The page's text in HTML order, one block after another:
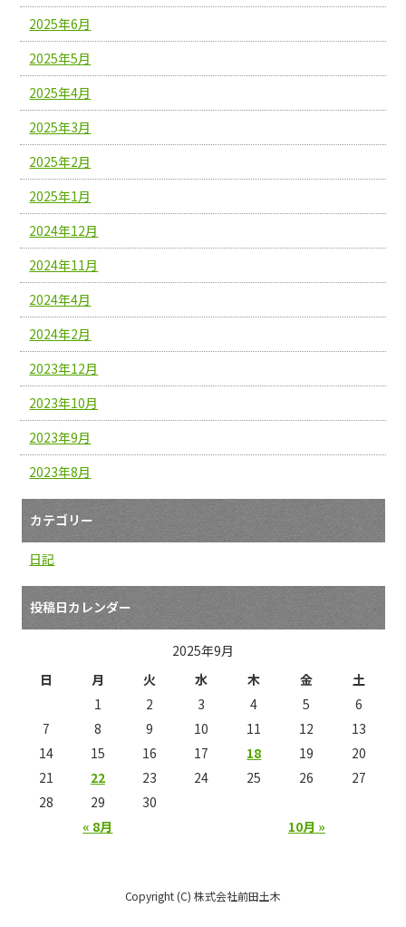
2025年6月
2025年5月
2025年4月
2025年3月
2025年2月
2025年1月
2024年12月
2024年11月
2024年4月
2024年2月
2023年12月
2023年10月
2023年9月
2023年8月
カテゴリー
日記
投稿日カレンダー
2025年9月
日
月 火 水 木 金 土
« 8月 10月 »
1 2 3 4 5
6
7
8 9 10 11 12
13
14
15 16 17 18 19
20
21
22 23 24 25 26
27
28
29 30
Copyright (C) 株式会社前田土木